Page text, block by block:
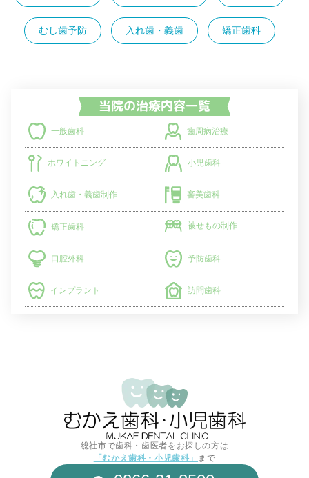
むし歯予防 入れ歯・義歯 矯正歯科
一般歯科 歯周病治療
ホワイトニング 小児歯科
入れ歯・義歯制作 審美歯科
矯正歯科 被せもの制作
口腔外科 予防歯科
インプラント 訪問歯科
総社市で歯科・歯医者をお探しの方は
「むかえ歯科・小児歯科」
まで